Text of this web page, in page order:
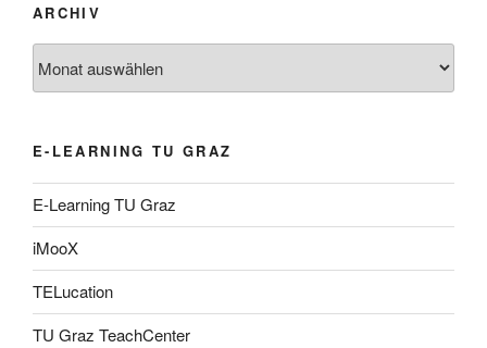
ARCHIV
E-LEARNING TU GRAZ
E-Learning TU Graz
iMooX
TELucation
TU Graz TeachCenter